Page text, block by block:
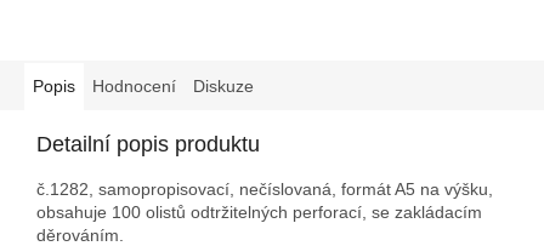
Popis Hodnocení Diskuze
Detailní popis produktu
č.1282, samopropisovací, nečíslovaná, formát A5 na výšku,
obsahuje 100 olistů odtržitelných perforací, se zakládacím
děrováním.